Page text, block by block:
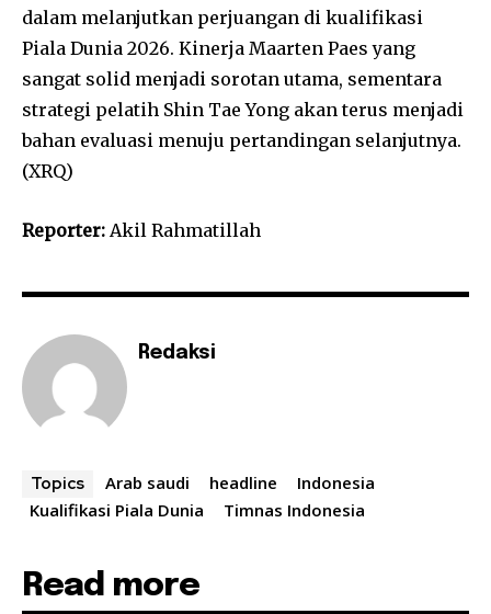
dalam melanjutkan perjuangan di kualifikasi
Piala Dunia 2026. Kinerja Maarten Paes yang
sangat solid menjadi sorotan utama, sementara
strategi pelatih Shin Tae Yong akan terus menjadi
bahan evaluasi menuju pertandingan selanjutnya.
(XRQ)
Reporter: Akil Rahmatillah
Redaksi
Topics Arab saudi headline
Indonesia
Kualifikasi Piala Dunia
Timnas Indonesia
Read more